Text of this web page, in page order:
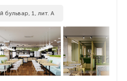
бульвар, 1, лит. А